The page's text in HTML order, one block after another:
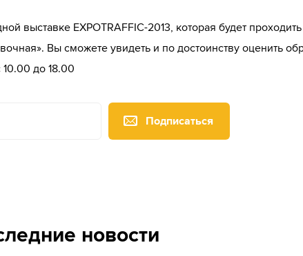
выставке EXPOTRAFFIC-2013, которая будет
Вы сможете увидеть и по достоинству оценить
10.00 до 18.00
Подписаться
новости